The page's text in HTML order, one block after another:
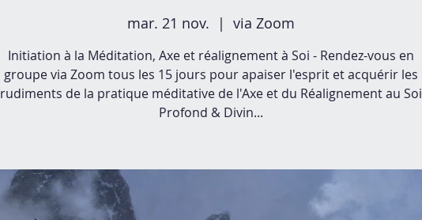
mar. 21 nov.
  |
via Zoom
Initiation à la Méditation, Axe et réalignement à Soi - Rendez-vous en
groupe via Zoom tous les 15 jours pour apaiser l'esprit et acquérir les
rudiments de la pratique méditative de l'Axe et du Réalignement au Soi
Profond & Divin...